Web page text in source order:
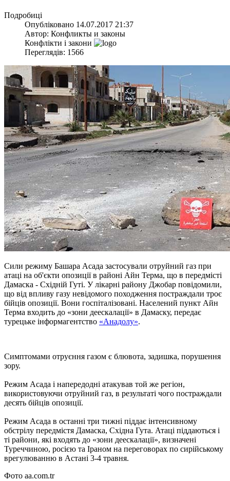
Подробиці
Опубліковано 14.07.2017 21:37
Автор: Конфликты и законы
Конфлікти і закони
Переглядів: 1566
Сили режиму Башара Асада застосували отруйний газ при
атаці на об'єкти опозиції в районі Айн Терма, що в передмісті
Дамаска - Східній Гуті. У лікарні району Джобар повідомили,
що від впливу газу невідомого походження постраждали троє
бійців опозиції. Вони госпіталізовані. Населений пункт Айн
Терма входить до «зони деескалації» в Дамаску, передає
турецьке інформагентство «Анадолу».
Симптомами отруєння газом є блювота, задишка, порушення
зору.
Режим Асада і напередодні атакував той же регіон,
використовуючи отруйний газ, в результаті чого постраждали
десять бійців опозиції.
Режим Асада в останні три тижні піддає інтенсивному
обстрілу передмістя Дамаска, Східна Гута. Атаці піддаються і
ті райони, які входять до «зони деескалації», визначені
Туреччиною, росією та Іраном на переговорах по сирійському
врегулюванню в Астані 3-4 травня.
Фото aa.com.tr